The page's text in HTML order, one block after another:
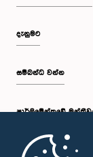
දැනුමට
සම්බන්ධ වන්න
පාර්ලි‌මේන්තුවේ
මුල් පිටුව